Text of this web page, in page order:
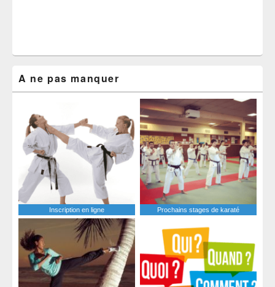
A ne pas manquer
Inscription en ligne Prochains stages de karaté